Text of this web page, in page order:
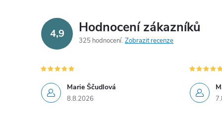
4,9 Hodnocení zákazníků
325 hodnocení Zobrazit recenze
Marie Ščudlová
8.8.2026